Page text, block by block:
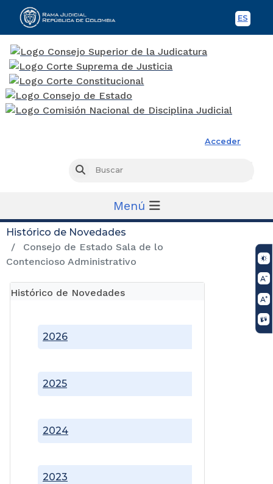
ES
Acceder
Buscar
Menú
Histórico de Novedades
Consejo de Estado Sala de lo
Contencioso Administrativo
Histórico de Novedades
2023
2024
2025
2026